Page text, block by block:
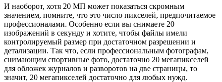
И наоборот, хотя 20 МП может показаться скромным
значением, помните, что это число пикселей, предпочитаемое
профессионалами. Особенно если вы снимаете 20
изображений в секунду и хотите, чтобы файлы имели
контролируемый размер при достаточном разрешении и
детализации. Так что, если профессиональным фотографам,
снимающим спортивные фото, достаточно 20 мегапикселей
для обложек журналов и разворотов на две страницы, то
значит, 20 мегапикселей достаточно для любых нужд.